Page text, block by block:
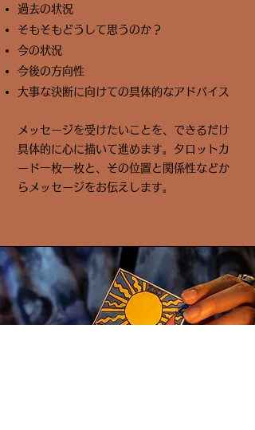
過去の状況
そもそもどうして思うのか？
今の状況
今後の方向性
大事な決断に向けての具体的なアドバイス
メッセージを受けたいことを、できるだけ
具体的に心に描いて進めます。タロットカ
ード一枚一枚と、その位置と関係性などか
らメッセージをお伝えします。